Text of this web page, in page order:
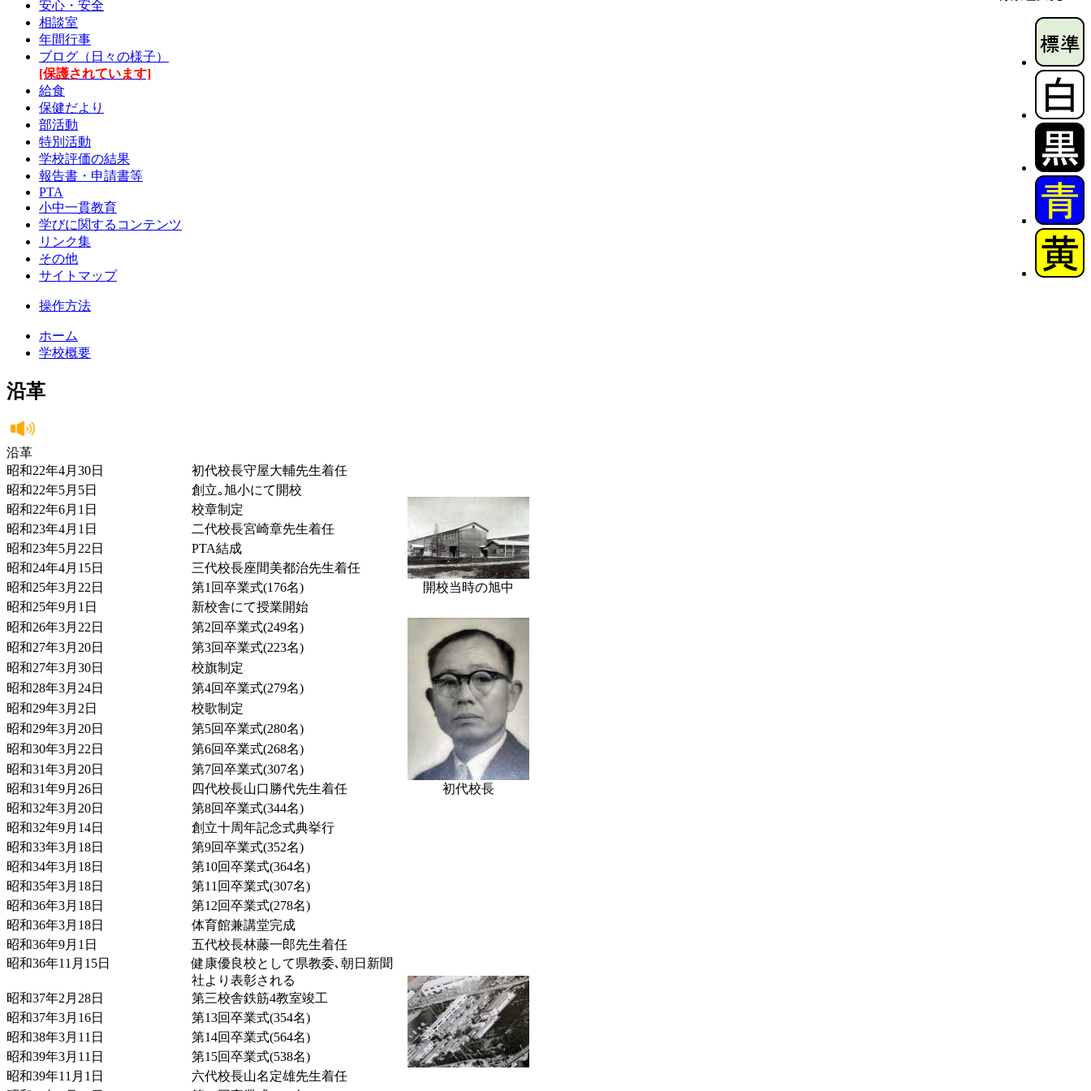
安心・安全
相談室
年間行事
ブログ（日々の様子）
[保護されています]
給食
保健だより
部活動
特別活動
学校評価の結果
報告書・申請書等
PTA
小中一貫教育
学びに関するコンテンツ
リンク集
その他
サイトマップ
操作方法
ホーム
学校概要
沿革
沿革
昭和22年4月30日
初代校長守屋大輔先生着任
昭和22年5月5日
創立｡旭小にて開校
昭和22年6月1日
校章制定
昭和23年4月1日
二代校長宮崎章先生着任
昭和23年5月22日
PTA結成
昭和24年4月15日
三代校長座間美都治先生着任
昭和25年3月22日
第1回卒業式(176名)
開校当時の旭中
昭和25年9月1日
新校舎にて授業開始
昭和26年3月22日
第2回卒業式(249名)
昭和27年3月20日
第3回卒業式(223名)
昭和27年3月30日
校旗制定
昭和28年3月24日
第4回卒業式(279名)
昭和29年3月2日
校歌制定
昭和29年3月20日
第5回卒業式(280名)
昭和30年3月22日
第6回卒業式(268名)
昭和31年3月20日
第7回卒業式(307名)
昭和31年9月26日
四代校長山口勝代先生着任
初代校長
昭和32年3月20日
第8回卒業式(344名)
昭和32年9月14日
創立十周年記念式典挙行
昭和33年3月18日
第9回卒業式(352名)
昭和34年3月18日
第10回卒業式(364名)
昭和35年3月18日
第11回卒業式(307名)
昭和36年3月18日
第12回卒業式(278名)
昭和36年3月18日
体育館兼講堂完成
昭和36年9月1日
五代校長林藤一郎先生着任
昭和36年11月15日
健康優良校として県教委､朝日新聞
社より表彰される
昭和37年2月28日
第三校舎鉄筋4教室竣工
昭和37年3月16日
第13回卒業式(354名)
昭和38年3月11日
第14回卒業式(564名)
昭和39年3月11日
第15回卒業式(538名)
昭和39年11月1日
六代校長山名定雄先生着任